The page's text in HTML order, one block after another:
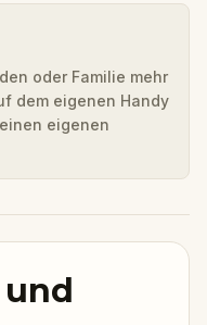
oder Familie mehr
dem eigenen Handy
eigenen